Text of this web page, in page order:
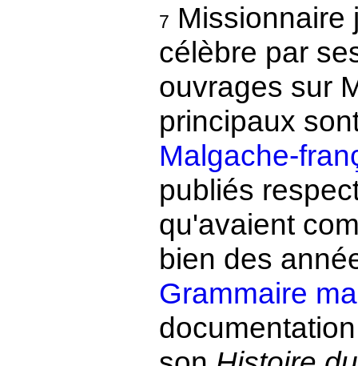
7 Missionnaire
célèbre par
ouvrages sur
principaux
Malgache-
publiés
qu'avaient
bien des
Grammaire